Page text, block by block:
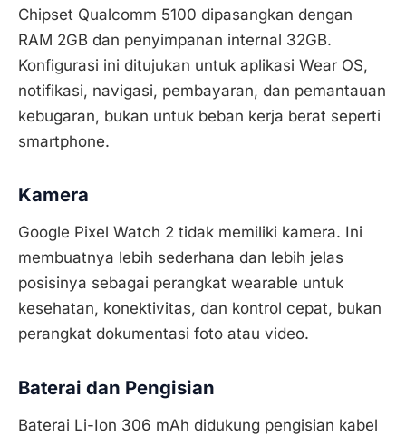
Chipset Qualcomm 5100 dipasangkan dengan
RAM 2GB dan penyimpanan internal 32GB.
Konfigurasi ini ditujukan untuk aplikasi Wear OS,
notifikasi, navigasi, pembayaran, dan pemantauan
kebugaran, bukan untuk beban kerja berat seperti
smartphone.
Kamera
Google Pixel Watch 2 tidak memiliki kamera. Ini
membuatnya lebih sederhana dan lebih jelas
posisinya sebagai perangkat wearable untuk
kesehatan, konektivitas, dan kontrol cepat, bukan
perangkat dokumentasi foto atau video.
Baterai dan Pengisian
Baterai Li-Ion 306 mAh didukung pengisian kabel